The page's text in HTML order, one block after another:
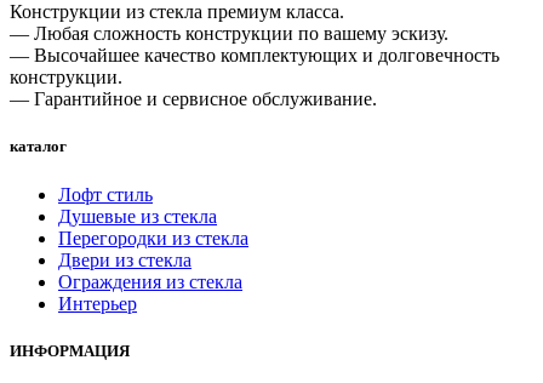
Конструкции из стекла премиум класса.
— Любая сложность конструкции по вашему эскизу.
— Высочайшее качество комплектующих и долговечность
конструкции.
— Гарантийное и сервисное обслуживание.
каталог
Лофт стиль
Душевые из стекла
Перегородки из стекла
Двери из стекла
Ограждения из стекла
Интерьер
ИНФОРМАЦИЯ